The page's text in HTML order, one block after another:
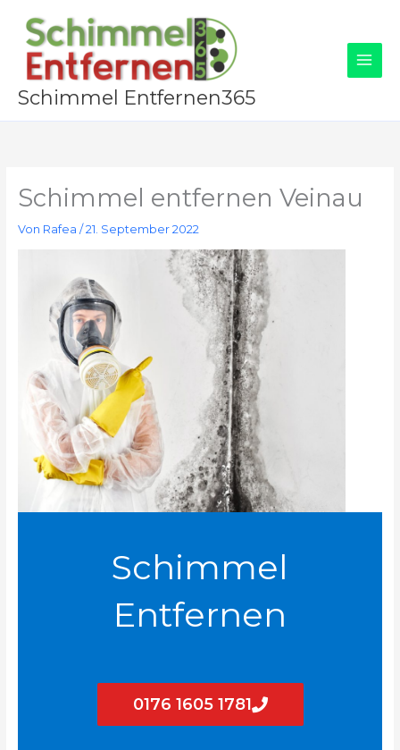
Inhalt
springen
Schimmel Entfernen365
Schimmel entfernen Veinau
Von Rafea /21. September 2022
Schimmel
Entfernen
0176 1605 1781